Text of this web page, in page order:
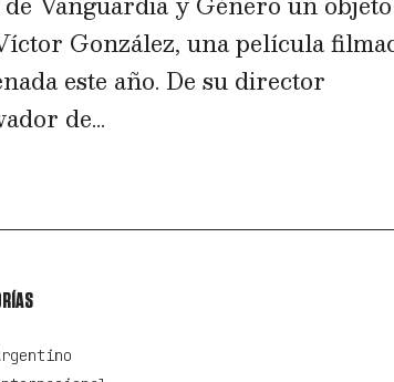
González, una película
este año. De su director
de...